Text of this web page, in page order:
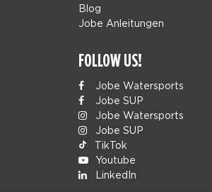
Blog
Jobe Anleitungen
FOLLOW US!
Jobe Watersports
Jobe SUP
Jobe Watersports
Jobe SUP
TikTok
Youtube
LinkedIn